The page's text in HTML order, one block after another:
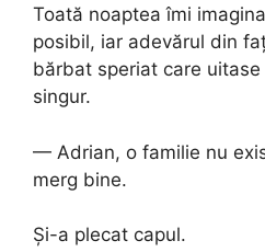
Toată noaptea îmi
posibil, iar adevărul din
bărbat speriat care
singur.
— Adrian, o familie nu
merg bine.
Și-a plecat capul.